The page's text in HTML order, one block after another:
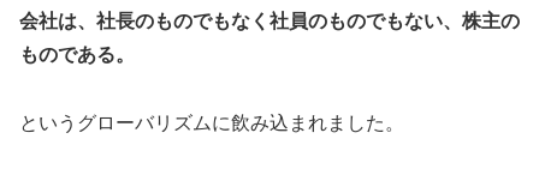
会社は、社長のものでもなく社員のものでもない、株主の
ものである。
というグローバリズムに飲み込まれました。